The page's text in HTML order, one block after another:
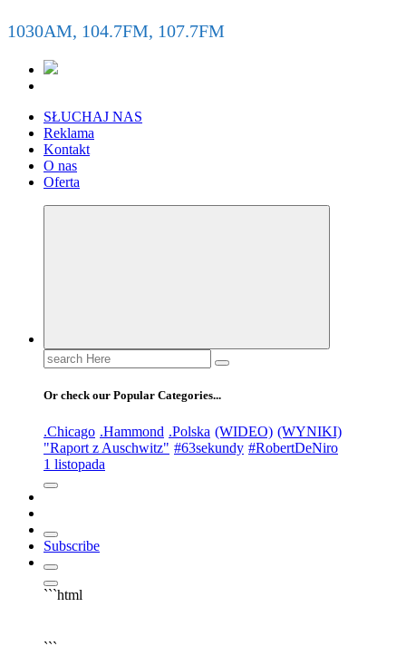
1030AM, 104.7FM, 107.7FM
SŁUCHAJ NAS
Reklama
Kontakt
O nas
Oferta
Search
for:
Or check our Popular Categories...
.Chicago .Hammond .Polska (WIDEO) (WYNIKI)
"Raport z Auschwitz" #63sekundy #RobertDeNiro
1 listopada
Subscribe
```html
```